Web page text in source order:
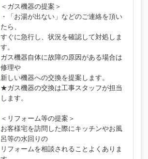
＜ガス機器の提案＞
・「お湯が出ない」などのご連絡を頂い
たら、
すぐに急行し、状況を確認して対処しま
す。
ガス機器自体に故障の原因がある場合は
修理や
新しい機器への交換を提案します。
★ガス機器の交換は工事スタッフが担当
します。
＜リフォーム等の提案＞
お客様宅を訪問した際にキッチンやお風
呂等の水回りの
リフォームを相談されることよくありま